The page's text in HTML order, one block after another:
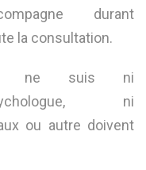
durant
la consultation.
ne suis ni
ni
ou autre doivent